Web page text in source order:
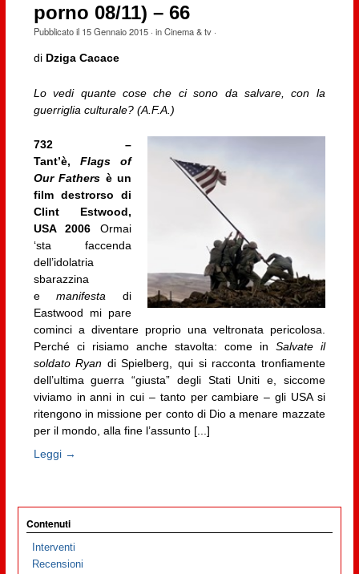
porno 08/11) – 66
Pubblicato il 15 Gennaio 2015· inCinema & tv·
di Dziga Cacace
Lo vedi quante cose che ci sono da salvare, con la
guerriglia culturale? (A.F.A.)
732 –
Tant’è, Flags of
Our Fathers è un
film destrorso di
Clint Estwood,
USA 2006 Ormai
‘sta faccenda
dell’idolatria
sbarazzina
emanifesta di
Eastwood mi pare
cominci a diventare proprio una veltronata pericolosa.
Perché ci risiamo anche stavolta: come in Salvate il
soldato Ryan di Spielberg, qui si racconta tronfiamente
dell’ultima guerra “giusta” degli Stati Uniti e, siccome
viviamo in anni in cui – tanto per cambiare – gli USA si
ritengono in missione per conto di Dio a menare mazzate
per il mondo, alla fine l’assunto [...]
Leggi →
Contenuti
Interventi
Recensioni